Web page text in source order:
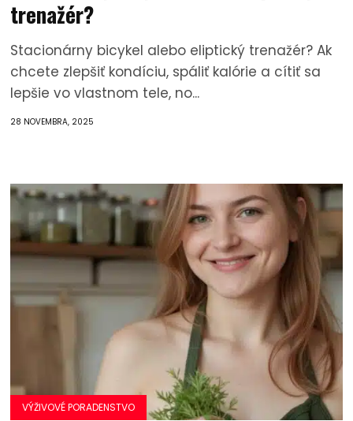
trenažér?
Stacionárny bicykel alebo eliptický trenažér? Ak
chcete zlepšiť kondíciu, spáliť kalórie a cítiť sa
lepšie vo vlastnom tele, no...
28 NOVEMBRA, 2025
VÝŽIVOVÉ PORADENSTVO